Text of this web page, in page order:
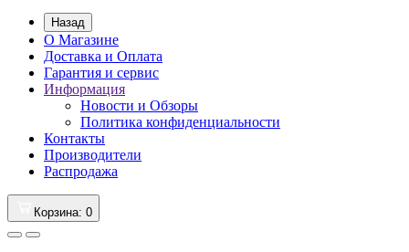
Назад
О Магазине
Доставка и Оплата
Гарантия и сервис
Информация
Новости и Обзоры
Политика конфиденциальности
Контакты
Производители
Распродажа
Корзина: 0